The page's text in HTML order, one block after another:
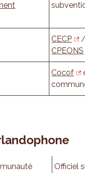
CECP
/
CPEONS
Cocof
Officiel